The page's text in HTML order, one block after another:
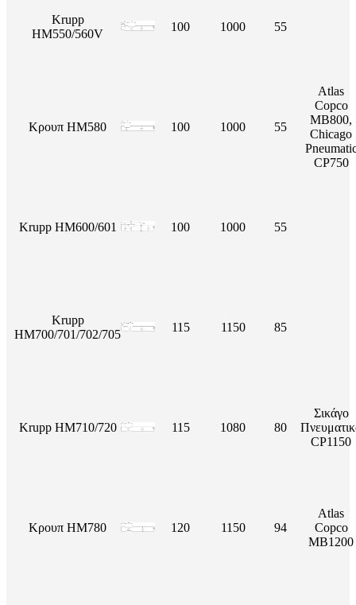
Krupp
HM550/560V
100 1000 55
Κρουπ HM580 100 1000 55
Atlas
Copco
MB800,
Chicago
CP750
Krupp HM600/601 100 1000 55
Krupp
HM700/701/702/705
115 1150 85
Krupp HM710/720 115 1080 80
Σικάγο
CP1150
Κρουπ HM780 120 1150 94
Atlas
Copco
MB1200